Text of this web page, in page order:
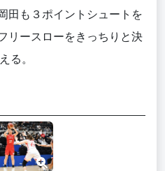
田も３ポイントシュートを
リースローをきっちりと決
る。